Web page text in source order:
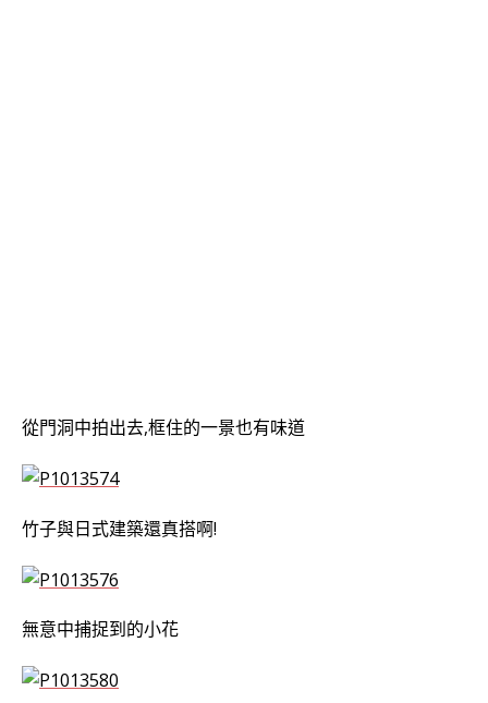
從門洞中拍出去,框住的一景也有味道
竹子與日式建築還真搭啊!
無意中捕捉到的小花